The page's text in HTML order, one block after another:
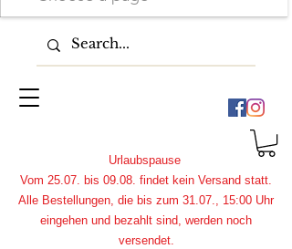
Urlaubspause
Vom 25.07. bis 09.08. findet kein Versand statt.
Alle Bestellungen, die bis zum 31.07., 15:00 Uhr
eingehen und bezahlt sind, werden noch
versendet.